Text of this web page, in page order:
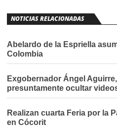
NOTICIAS RELACIONADAS
Abelardo de la Espriella
Colombia
Exgobernador Ángel
presuntamente ocultar
Realizan cuarta Feria por la
en Cócorit